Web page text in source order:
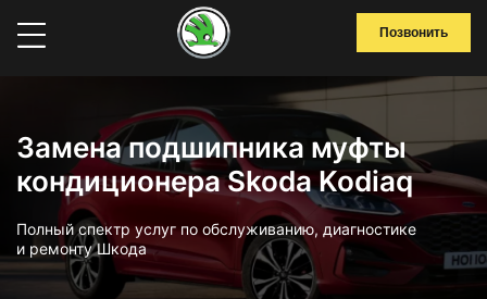
Позвонить
Замена подшипника муфты
кондиционера Skoda Kodiaq
Полный спектр услуг по обслуживанию, диагностике
и ремонту Шкода